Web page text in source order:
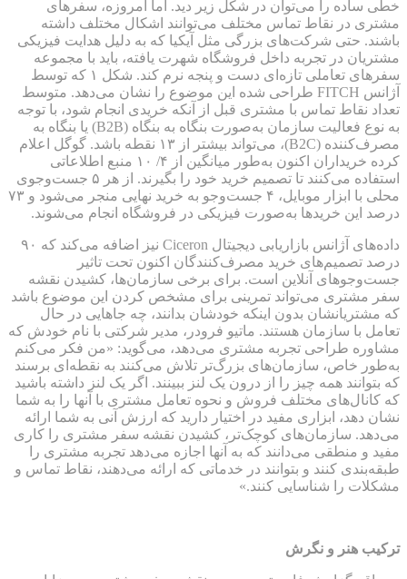
خطی ساده را می‌توان در شکل زیر دید. اما امروزه، سفرهای
مشتری در نقاط تماس مختلف می‌توانند اشکال مختلف داشته
باشند. حتی شرکت‌های بزرگی مثل آیکیا که به دلیل هدایت فیزیکی
مشتریان در تجربه داخل فروشگاه شهرت یافته، باید با مجموعه
سفرهای تعاملی تازه‌ای دست‌ و پنجه نرم کند. شکل ۱ که توسط
آژانس FITCH طراحی شده این موضوع را نشان می‌دهد. متوسط
تعداد نقاط تماس با مشتری قبل از آنکه خریدی انجام شود، با توجه
به نوع فعالیت سازمان به‌صورت بنگاه به بنگاه (B2B) یا بنگاه به
مصرف‌کننده (B2C)، می‌تواند بیشتر از ۱۳ نقطه باشد. گوگل اعلام
کرده خریداران اکنون به‌طور میانگین از ۴/ ۱۰ منبع اطلاعاتی
استفاده می‌کنند تا تصمیم خرید خود را بگیرند. از هر ۵ جست‌وجوی
محلی با ابزار موبایل، ۴ جست‌وجو به خرید نهایی منجر می‌شود و ۷۳
درصد این خریدها به‌صورت فیزیکی در فروشگاه انجام می‌شوند.
داده‌های آژانس بازاریابی دیجیتال Ciceron نیز اضافه می‌کند که ۹۰
درصد تصمیم‌های خرید مصرف‌کنندگان اکنون تحت تاثیر
جست‌وجوهای آنلاین است. برای برخی سازمان‌ها، کشیدن نقشه
سفر مشتری می‌تواند تمرینی برای مشخص کردن این موضوع باشد
که مشتریانشان بدون اینکه خودشان بدانند، چه جاهایی در حال
تعامل با سازمان هستند. ماتیو فرودر، مدیر شرکتی با نام خودش که
مشاوره طراحی تجربه مشتری می‌دهد، می‌گوید: «من فکر می‌کنم
به‌طور خاص، سازمان‌های بزرگ‌تر تلاش می‌کنند به نقطه‌ای برسند
که بتوانند همه چیز را از درون یک لنز ببینند. اگر یک لنز داشته باشید
که کانال‌های مختلف فروش و نحوه تعامل مشتری با آنها را به شما
نشان دهد، ابزاری مفید در اختیار دارید که ارزش آنی به شما ارائه
می‌دهد. سازمان‌های کوچک‌تر، کشیدن نقشه سفر مشتری را کاری
مفید و منطقی می‌دانند که به آنها اجازه می‌دهد تجربه مشتری را
طبقه‌بندی کنند و بتوانند در خدماتی که ارائه می‌دهند، نقاط تماس و
مشکلات را شناسایی کنند.»
ترکیب هنر و نگرش